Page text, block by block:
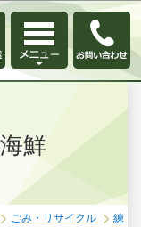
動
鮮
ごみ・リサイクル
練